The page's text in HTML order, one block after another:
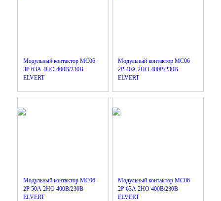
Элементы питания, аккумуляторы, зарядные устройства
Бытовые товары, прочая электрика и материалы
Инструменты, хозтовары и клеи
Модульный контактор MC06
3Р 63А 4НО 400B/230B
ELVERT
Модульный контактор MC06
2Р 40А 2НО 400B/230B
ELVERT
Модульный контактор MC06
2Р 50А 2НО 400B/230B
ELVERT
Модульный контактор MC06
2Р 63А 2НО 400B/230B
ELVERT